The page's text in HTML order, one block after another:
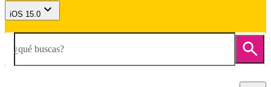
iOS 15.0
¿qué buscas?